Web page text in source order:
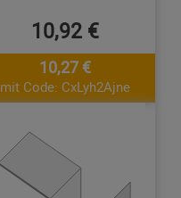
10,92 €
10,27 €
mit Code: CxLyh2Ajne